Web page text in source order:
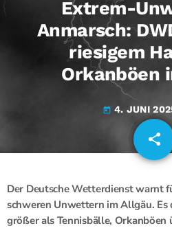
Extrem-
Anmarsch:
riesigem
Orkanböen
today 4. JUNI
share
email
Der Deutsche Wetterdienst warnt
schweren Unwettern im Allgäu.
größer als Tennisbälle,